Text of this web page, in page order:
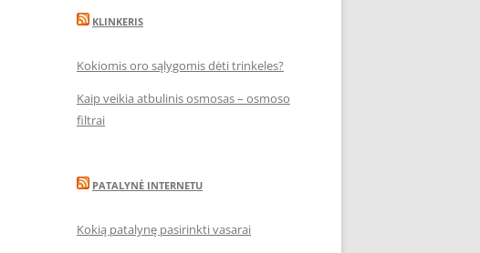
KLINKERIS
Kokiomis oro sąlygomis dėti trinkeles?
Kaip veikia atbulinis osmosas – osmoso
filtrai
PATALYNĖ INTERNETU
Kokią patalynę pasirinkti vasarai